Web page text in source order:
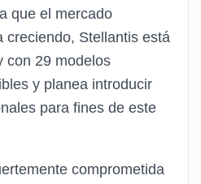
que el mercado
creciendo, Stellantis está
con 29 modelos
y planea introducir
para fines de este
comprometida